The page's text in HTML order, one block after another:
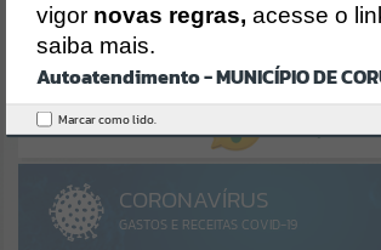
Por favor, aguarde...
PÁGINAS
Por favor, aguarde...
GALERIAS
PORTAL DA TRANSPARÊNCIA
vigor novas regras, acesse o
saiba mais.
Autoatendimento - MUNICÍPIO DE
Marcar como lido.